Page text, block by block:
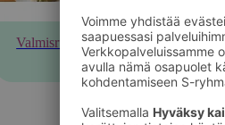
Valmisruoka